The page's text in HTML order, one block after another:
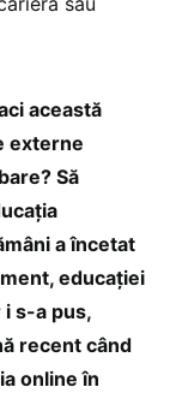
această
externe
Să
a încetat
educației
s-a pus,
recent când
online în